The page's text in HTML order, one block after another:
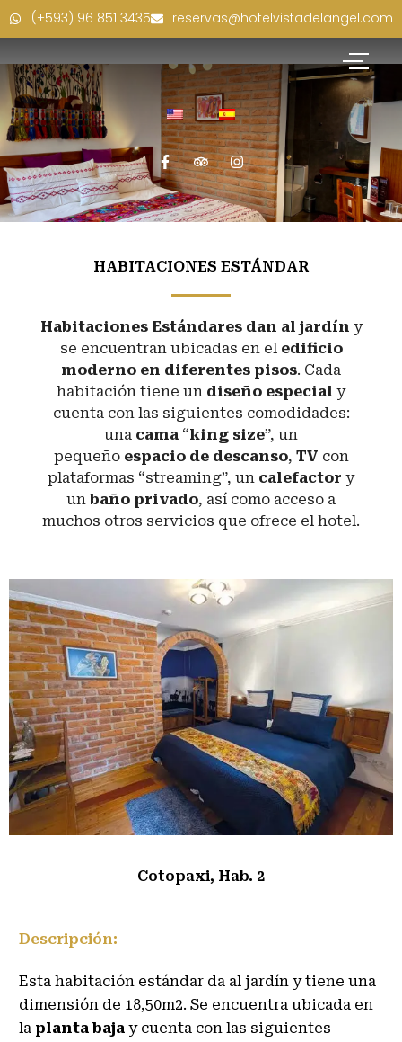
(+593) 96 851 3435 reservas@hotelvistadelangel.com
HABITACIONES ESTÁNDAR
Habitaciones Estándares dan al jardín y
se encuentran ubicadas en el edificio
moderno en diferentes pisos. Cada
habitación tiene un diseño especial y
cuenta con las siguientes comodidades:
una cama “king size”, un
pequeño espacio de descanso, TV con
plataformas “streaming”, un calefactor y
un baño privado, así como acceso a
muchos otros servicios que ofrece el hotel.
Cotopaxi, Hab. 2
Descripción:
Esta habitación estándar da al jardín y tiene una
dimensión de 18,50m2. Se encuentra ubicada en
la planta baja y cuenta con las siguientes